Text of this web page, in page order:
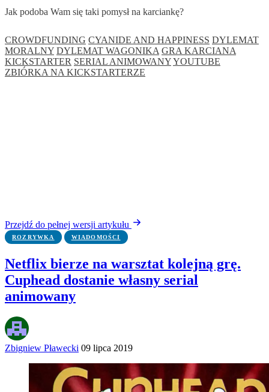
Jak podoba Wam się taki pomysł na karciankę?
CROWDFUNDING CYANIDE AND HAPPINESS DYLEMAT
MORALNY DYLEMAT WAGONIKA GRA KARCIANA
KICKSTARTER SERIAL ANIMOWANYYOUTUBE
ZBIÓRKA NA KICKSTARTERZE
Przejdź do pełnej wersji artykułu
ROZRYWKA WIADOMOŚCI
Netflix bierze na warsztat kolejną grę.
Cuphead dostanie własny serial
animowany
Zbigniew Pławecki 09 lipca 2019